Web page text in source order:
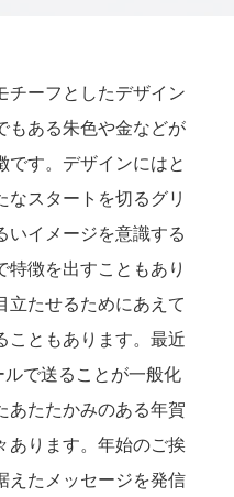
チーフとしたデザイン
もある朱色や金などが
です。デザインにはと
なスタートを切るグリ
いイメージを意識する
特徴を出すこともあり
立たせるためにあえて
こともあります。最近
で送ることが一般化
あたたかみのある年賀
あります。年始のご挨
えたメッセージを発信